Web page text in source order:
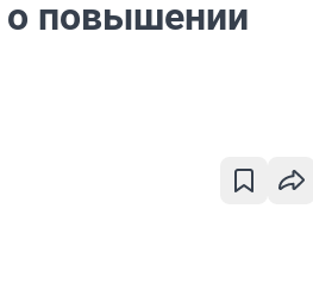
о повышении